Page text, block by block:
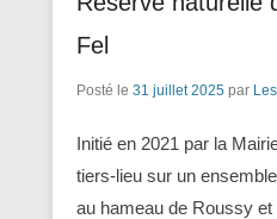
Fel
Posté le 31 juillet 2025 par
Initié en 2021 par la
tiers-lieu sur un
au hameau de Roussy